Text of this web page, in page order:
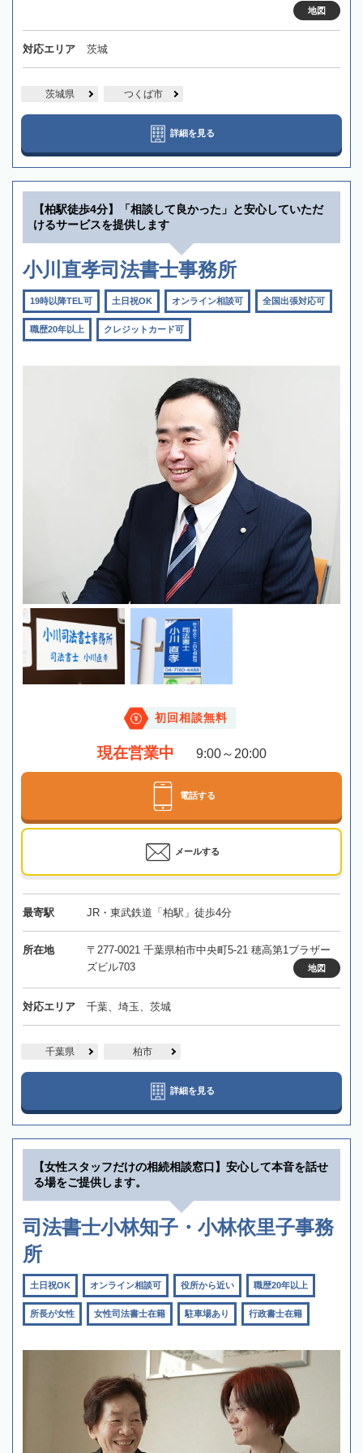
地図
対応エリア 茨城
茨城県 つくば市
詳細を見る
【柏駅徒歩4分】「相談して良かった」と安心していただ
けるサービスを提供します
小川直孝司法書士事務所
19時以降TEL可 土日祝OK オンライン相談可 全国出張対応可
職歴20年以上 クレジットカード可
初回相談無料
現在営業中 9:00～20:00
電話する
メールする
最寄駅 JR・東武鉄道「柏駅」徒歩4分
所在地
〒277-0021 千葉県柏市中央町5-21 穂高第1ブラザー
ズビル703
地図
対応エリア 千葉、埼玉、茨城
千葉県 柏市
詳細を見る
【女性スタッフだけの相続相談窓口】安心して本音を話せ
る場をご提供します。
司法書士小林知子・小林依里子事務
所
土日祝OK オンライン相談可 役所から近い 職歴20年以上
所長が女性 女性司法書士在籍 駐車場あり 行政書士在籍